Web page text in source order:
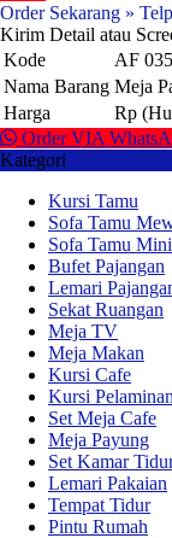
Order Sekarang »
Kirim Detail atau
Kode
AF 035
Nama Barang Meja
Harga
Rp
Order VIA
Kategori
Kursi Tamu
Sofa Tamu
Sofa Tamu
Bufet Pajangan
Lemari
Sekat Ruangan
Meja TV
Meja Makan
Kursi Cafe
Kursi Pelaminan
Set Meja Cafe
Meja Payung
Set Kamar
Lemari Pakaian
Tempat Tidur
Pintu Rumah